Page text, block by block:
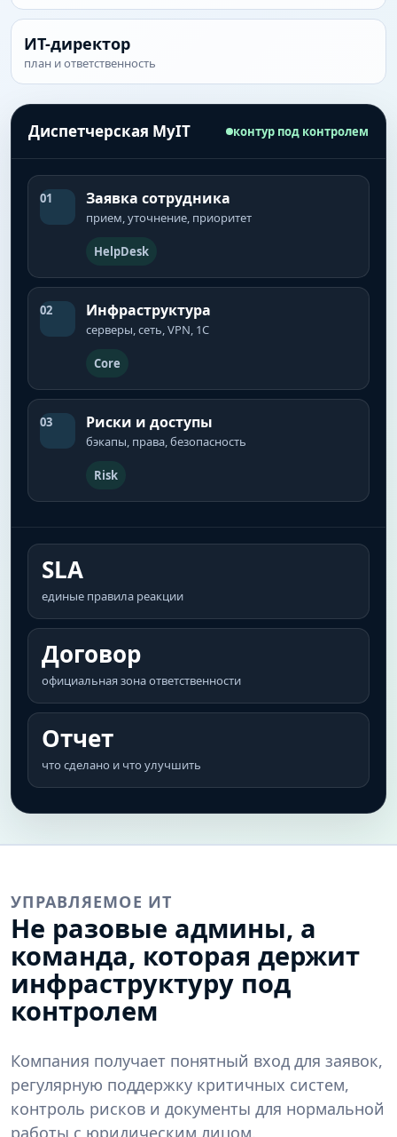
ИТ-директор
план и ответственность
Диспетчерская MyIT контур под контролем
01 Заявка сотрудника
прием, уточнение, приоритет
HelpDesk
02 Инфраструктура
серверы, сеть, VPN, 1С
Core
03 Риски и доступы
бэкапы, права, безопасность
Risk
SLA
единые правила реакции
Договор
официальная зона ответственности
Отчет
что сделано и что улучшить
УПРАВЛЯЕМОЕ ИТ
Не разовые админы, а
команда, которая держит
инфраструктуру под
контролем
Компания получает понятный вход для заявок,
регулярную поддержку критичных систем,
контроль рисков и документы для нормальной
работы с юридическим лицом.